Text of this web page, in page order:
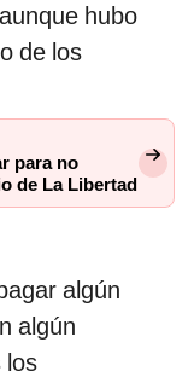
hubo
de los
para no
de La Libertad
algún
algún
los